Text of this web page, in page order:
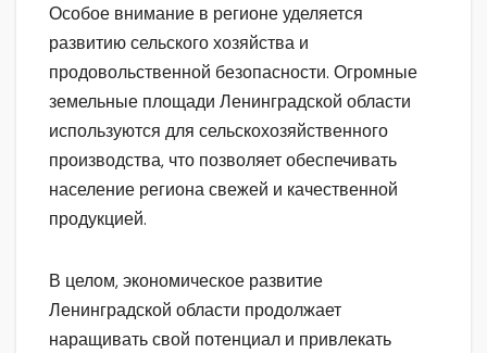
Особое внимание в регионе уделяется
развитию сельского хозяйства и
продовольственной безопасности. Огромные
земельные площади Ленинградской области
используются для сельскохозяйственного
производства, что позволяет обеспечивать
население региона свежей и качественной
продукцией.
В целом, экономическое развитие
Ленинградской области продолжает
наращивать свой потенциал и привлекать